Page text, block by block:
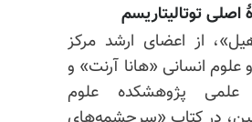
اصلی توتالیتاریسم
از اعضای ارشد مرکز
انسانی «هانا آرنت» و
پژوهشکده علوم